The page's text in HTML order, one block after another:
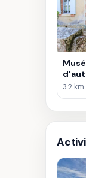
3.2 km